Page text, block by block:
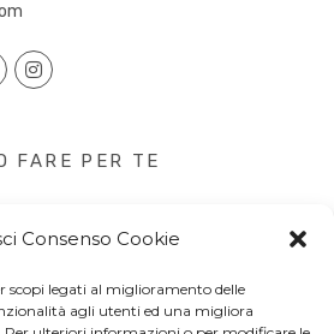
Consenso Cookie
scopi legati al miglioramento delle
agli utenti ed una migliora
FARE PER TE